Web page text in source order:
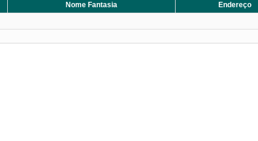
Nome Fantasia Endereço